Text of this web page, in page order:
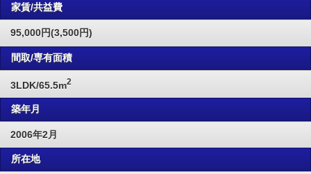
家賃/共益費
95,000円(3,500円)
間取/専有面積
3LDK/65.5m2
築年月
2006年2月
所在地